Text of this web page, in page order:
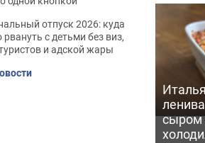
сыром
отпуск 2026: куда
рвануть с детьми без виз,
и адской жары